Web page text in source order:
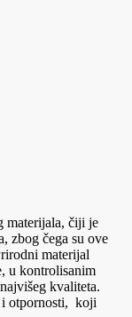
materijala, čiji je
zbog čega su ove
materijal
u kontrolisanim
kvaliteta.
i otpornosti, koji